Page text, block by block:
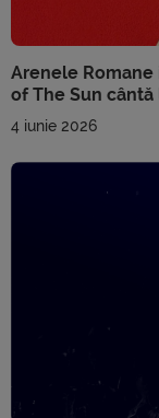
Arenele
of The Sun
4 iunie 2026